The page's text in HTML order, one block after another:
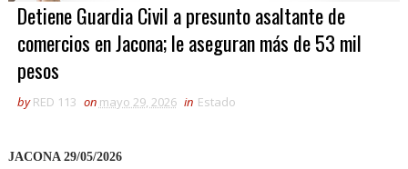
Detiene Guardia Civil a presunto asaltante de
comercios en Jacona; le aseguran más de 53 mil
pesos
by RED 113 on mayo 29, 2026 in Estado
JACONA 29/05/2026